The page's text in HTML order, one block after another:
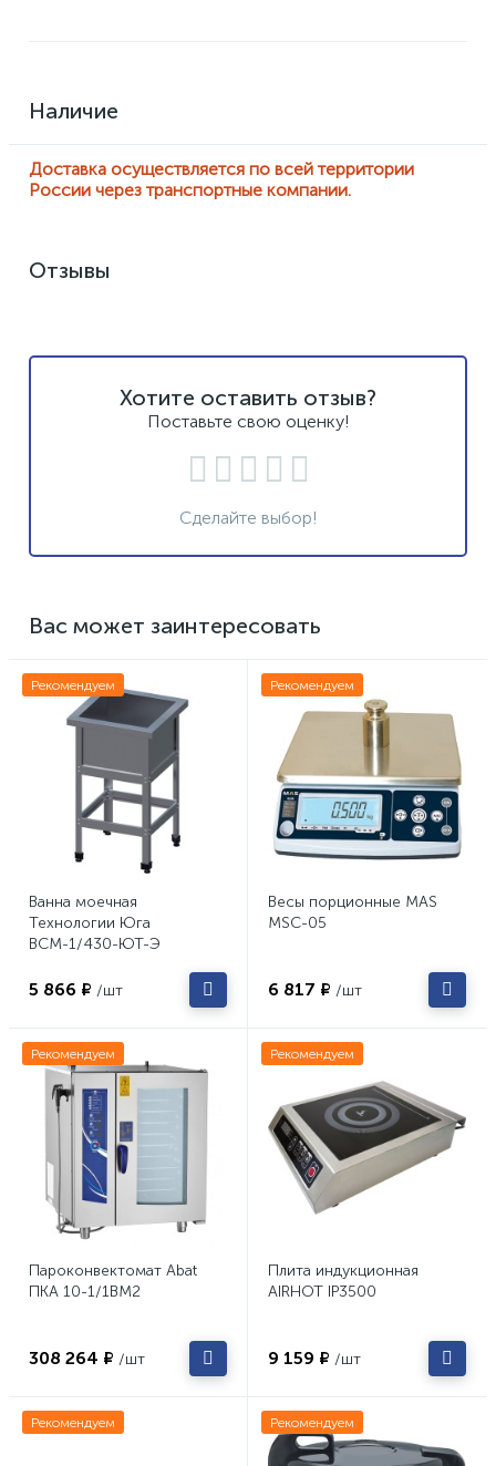
Наличие
Доставка осуществляется по всей территории
России через транспортные компании.
Отзывы
Хотите оставить отзыв?
Поставьте свою оценку!
Сделайте выбор!
Вас может заинтересовать
Рекомендуем
Ванна моечная
Технологии Юга
ВСМ-1/430-ЮТ-Э
5 866 ₽ /шт
Рекомендуем
Весы порционные MAS
MSC-05
6 817 ₽ /шт
Рекомендуем
Пароконвектомат Abat
ПКА 10-1/1ВМ2
308 264 ₽ /шт
Рекомендуем
Плита индукционная
AIRHOT IP3500
9 159 ₽ /шт
Рекомендуем Рекомендуем